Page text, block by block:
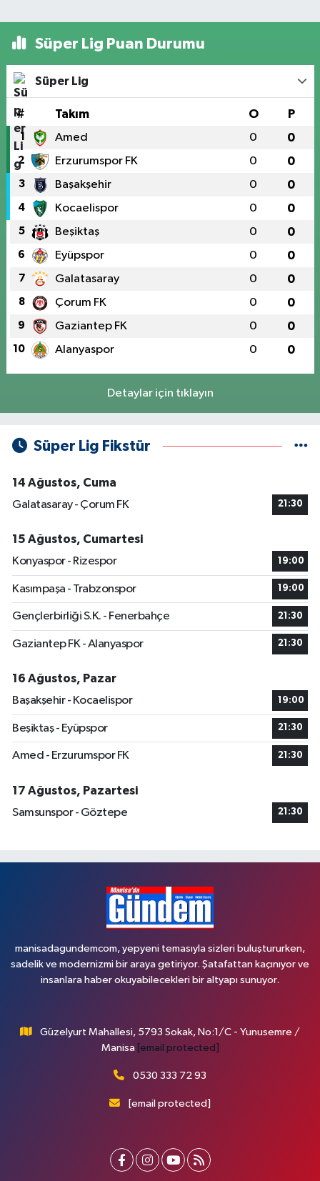
Süper Lig Puan Durumu
Süper Lig
# Takım O P
1 Amed 0 0
2 Erzurumspor FK 0 0
3 Başakşehir 0 0
4 Kocaelispor 0 0
5 Beşiktaş 0 0
6 Eyüpspor 0 0
7 Galatasaray 0 0
8 Çorum FK 0 0
9 Gaziantep FK 0 0
10 Alanyaspor 0 0
Detaylar için tıklayın
Süper Lig Fikstür
14 Ağustos, Cuma
Galatasaray - Çorum FK
21:30
15 Ağustos, Cumartesi
Konyaspor - Rizespor
19:00
Kasımpaşa - Trabzonspor 19:00
Gençlerbirliği S.K. - Fenerbahçe 21:30
Gaziantep FK - Alanyaspor 21:30
16 Ağustos, Pazar
Başakşehir - Kocaelispor
19:00
Beşiktaş - Eyüpspor 21:30
Amed - Erzurumspor FK 21:30
17 Ağustos, Pazartesi
Samsunspor - Göztepe
21:30
manisadagundemcom, yepyeni temasıyla sizleri buluştururken,
sadelik ve modernizmi bir araya getiriyor. Şatafattan kaçınıyor ve
insanlara haber okuyabilecekleri bir altyapı sunuyor.
Güzelyurt Mahallesi, 5793 Sokak, No:1/C - Yunusemre /
Manisa [email protected]
0530 333 72 93
[email protected]